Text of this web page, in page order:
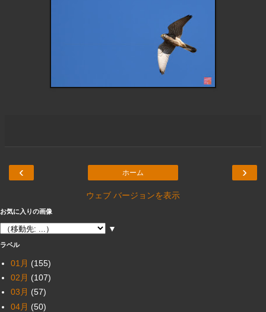
‹ ›
ホーム
ウェブ バージョンを表示
お気に入りの画像
▼
ラベル
01月 (155)
02月 (107)
03月 (57)
04月 (50)